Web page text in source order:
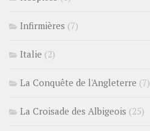
Infirmières (7)
Italie (2)
La Conquête de l'Angleterre (7)
La Croisade des Albigeois (25)